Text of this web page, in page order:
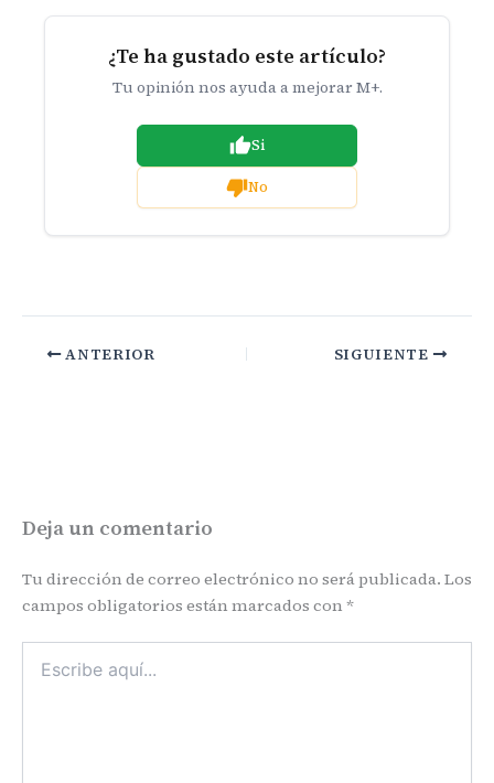
¿Te ha gustado este artículo?
Tu opinión nos ayuda a mejorar M+.
Si
No
ANTERIOR SIGUIENTE
Deja un comentario
Tu dirección de correo electrónico no será publicada. Los
campos obligatorios están marcados con *
aquí...